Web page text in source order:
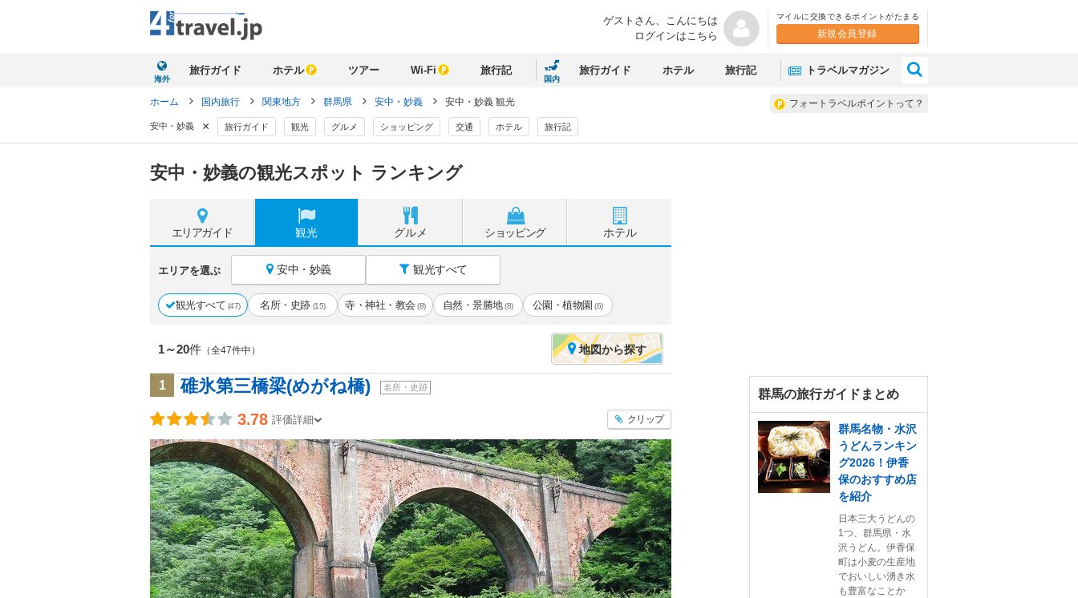
ゲストさん、 こんにちは
ログインはこちら
マイルに交換できるポイントがたまる
新規会員登録
海外
旅行ガイド ホテル ツアー Wi-Fi 旅行記
国内
旅行ガイド ホテル 旅行記 トラベルマガジン
フォートラベルポイントって？
ホーム 国内旅行 関東地方 群馬県 安中・妙義 安中・妙義 観光
安中・妙義 × 旅行ガイド 観光 グルメ ショッピング 交通 ホテル 旅行記
安中・妙義の観光スポット ランキング
エリアガイド 観光 グルメ ショッピング ホテル
エリアを選ぶ 安中・妙義 観光すべて
観光すべて (47) 名所・史跡 (15) 寺・神社・教会 (8) 自然・景勝地 (8) 公園・植物園 (6)
1～20件 （全47件中） 地図から探す
1 碓氷第三橋梁(めがね橋) 名所・史跡
3.78 評価詳細 クリップ
群馬の旅行ガイドまとめ
群馬名物・水沢
うどんランキン
グ2026！伊香
保のおすすめ店
を紹介
日本三大うどんの
1つ、群馬県・水
沢うどん。伊香保
町は小麦の生産地
でおいしい湧き水
も豊富なことか